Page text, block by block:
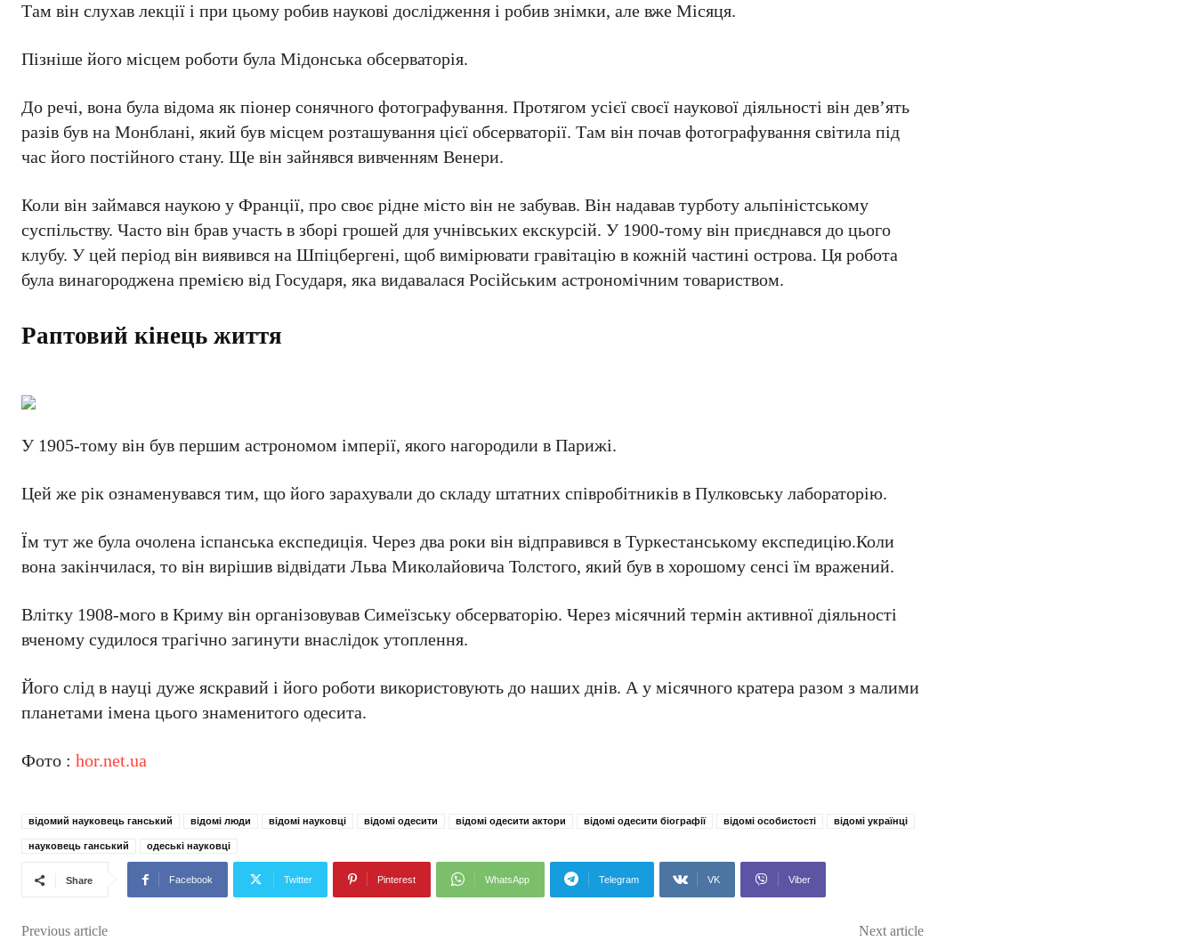
Там він слухав лекції і при цьому робив наукові дослідження і робив знімки, але вже Місяця.
Пізніше його місцем роботи була Мідонська обсерваторія.
До речі, вона була відома як піонер сонячного фотографування. Протягом усієї своєї наукової діяльності він дев’ять
разів був на Монблані, який був місцем розташування цієї обсерваторії. Там він почав фотографування світила під
час його постійного стану. Ще він зайнявся вивченням Венери.
Коли він займався наукою у Франції, про своє рідне місто він не забував. Він надавав турботу альпіністському
суспільству. Часто він брав участь в зборі грошей для учнівських екскурсій. У 1900-тому він приєднався до цього
клубу. У цей період він виявився на Шпіцбергені, щоб вимірювати гравітацію в кожній частині острова. Ця робота
була винагороджена премією від Государя, яка видавалася Російським астрономічним товариством.
Раптовий кінець життя
У 1905-тому він був першим астрономом імперії, якого нагородили в Парижі.
Цей же рік ознаменувався тим, що його зарахували до складу штатних співробітників в Пулковську лабораторію.
Їм тут же була очолена іспанська експедиція. Через два роки він відправився в Туркестанському експедицію.Коли
вона закінчилася, то він вирішив відвідати Льва Миколайовича Толстого, який був в хорошому сенсі їм вражений.
Влітку 1908-мого в Криму він організовував Симеїзську обсерваторію. Через місячний термін активної діяльності
вченому судилося трагічно загинути внаслідок утоплення.
Його слід в науці дуже яскравий і його роботи використовують до наших днів. А у місячного кратера разом з малими
планетами імена цього знаменитого одесита.
Фото : hor.net.ua
відомий науковець ганський відомі люди відомі науковці відомі одесити відомі одесити актори відомі одесити біографії відомі особистості відомі українці
науковець ганський одеські науковці
Share Facebook Twitter Pinterest WhatsApp Telegram VK Viber
Previous article Next article